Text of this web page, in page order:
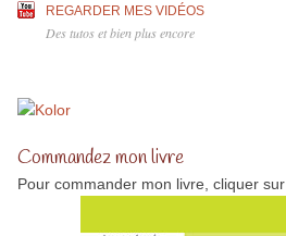
REGARDER MES VIDÉOS
Des tutos et bien plus encore
Commandez mon livre
Pour commander mon livre, cliquer